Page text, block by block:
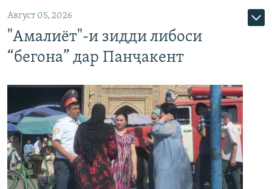
Август 05, 2026
"Амалиёт"-и зидди либоси
“бегона” дар Панҷакент